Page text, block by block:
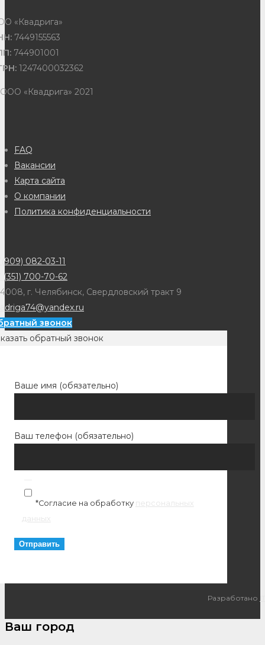
«Квадрига»
7449155563
744901001
1247400032362
«Квадрига» 2021
FAQ
Вакансии
Карта сайта
О компании
Политика конфиденциальности
082-03-11
(351) 700-70-62
г. Челябинск, Свердловский тракт 9
звонок
обратный звонок
Ваше имя (обязательно)
Ваш телефон (обязательно)
*Согласие на обработку персональных
данных
Разработано
Ваш город